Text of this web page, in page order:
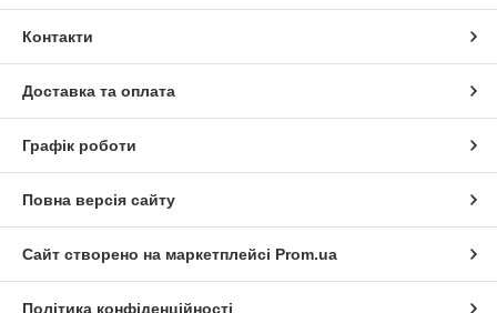
Контакти
Доставка та оплата
Графік роботи
Повна версія сайту
Сайт створено на маркетплейсі Prom.ua
Політика конфіденційності